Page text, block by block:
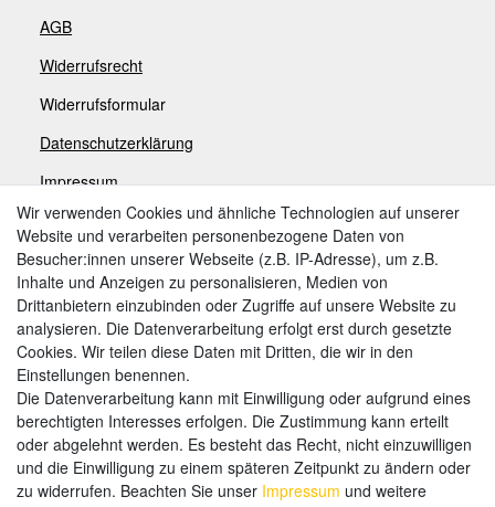
AGB
Widerrufsrecht
Widerrufsformular
Datenschutzerklärung
Impressum
Zahlungsarten
Weitere Zahlungsarten:
Kauf auf Rechnung
Vorkasse
Hier sind wir
Wir verwenden Cookies und ähnliche Technologien auf unserer
Website und verarbeiten personenbezogene Daten von
Besucher:innen unserer Webseite (z.B. IP-Adresse), um z.B.
Inhalte und Anzeigen zu personalisieren, Medien von
Drittanbietern einzubinden oder Zugriffe auf unsere Website zu
analysieren. Die Datenverarbeitung erfolgt erst durch gesetzte
Cookies. Wir teilen diese Daten mit Dritten, die wir in den
Einstellungen benennen.
Die Datenverarbeitung kann mit Einwilligung oder aufgrund eines
berechtigten Interesses erfolgen. Die Zustimmung kann erteilt
oder abgelehnt werden. Es besteht das Recht, nicht einzuwilligen
und die Einwilligung zu einem späteren Zeitpunkt zu ändern oder
zu widerrufen. Beachten Sie unser Impressum und weitere